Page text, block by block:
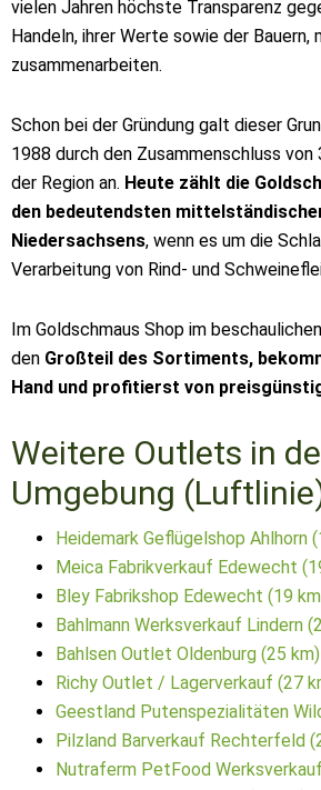
vielen Jahren höchste Transparenz
Handeln, ihrer Werte sowie der Bauern,
zusammenarbeiten.
Schon bei der Gründung galt dieser
1988 durch den Zusammenschluss von
der Region an. Heute zählt die
den bedeutendsten
Niedersachsens, wenn es um die
Verarbeitung von Rind- und
Im Goldschmaus Shop im
den Großteil des Sortiments,
Hand und profitierst von
Weitere Outlets in
Umgebung
Heidemark Geflügelshop Ahlhorn
Meica Fabrikverkauf Edewecht
Bley Fabrikshop Edewecht (19
Bahlmann Werksverkauf Lindern
Bahlsen Outlet Oldenburg (25 km)
Richy Outlet / Lagerverkauf (27
Geestland Putenspezialitäten
Pilzland Barverkauf Rechterfeld
Nutraferm PetFood